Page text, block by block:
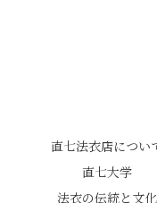
直七法衣店につい
直七大学
法衣の伝統と文化